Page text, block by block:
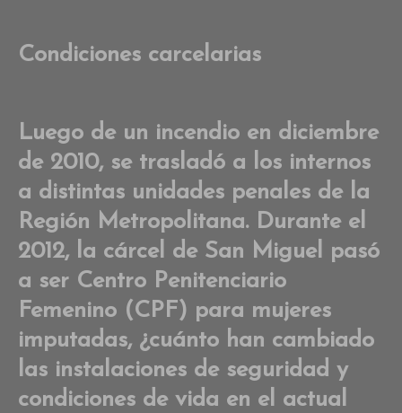
Condiciones carcelarias
Luego de un incendio en diciembre
de 2010, se trasladó a los internos
a distintas unidades penales de la
Región Metropolitana. Durante el
2012, la cárcel de San Miguel pasó
a ser Centro Penitenciario
Femenino (CPF) para mujeres
imputadas, ¿cuánto han cambiado
las instalaciones de seguridad y
condiciones de vida en el actual